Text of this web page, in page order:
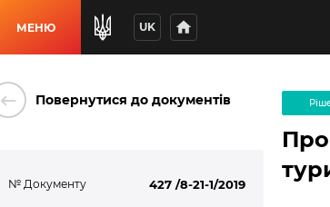
МЕНЮ UK home
keyboard_backspace Повернутися до документів
№ Документу 427 /8-21-1/2019